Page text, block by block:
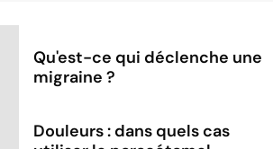
Qu'est-ce qui déclenche une
migraine ?
Douleurs : dans quels cas